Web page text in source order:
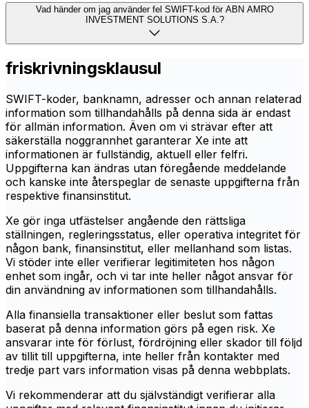
Vad händer om jag använder fel SWIFT-kod för ABN AMRO
INVESTMENT SOLUTIONS S.A.?
friskrivningsklausul
SWIFT-koder, banknamn, adresser och annan relaterad
information som tillhandahålls på denna sida är endast
för allmän information. Även om vi strävar efter att
säkerställa noggrannhet garanterar Xe inte att
informationen är fullständig, aktuell eller felfri.
Uppgifterna kan ändras utan föregående meddelande
och kanske inte återspeglar de senaste uppgifterna från
respektive finansinstitut.
Xe gör inga utfästelser angående den rättsliga
ställningen, regleringsstatus, eller operativa integritet för
någon bank, finansinstitut, eller mellanhand som listas.
Vi stöder inte eller verifierar legitimiteten hos någon
enhet som ingår, och vi tar inte heller något ansvar för
din användning av informationen som tillhandahålls.
Alla finansiella transaktioner eller beslut som fattas
baserat på denna information görs på egen risk. Xe
ansvarar inte för förlust, fördröjning eller skador till följd
av tillit till uppgifterna, inte heller från kontakter med
tredje part vars information visas på denna webbplats.
Vi rekommenderar att du självständigt verifierar alla